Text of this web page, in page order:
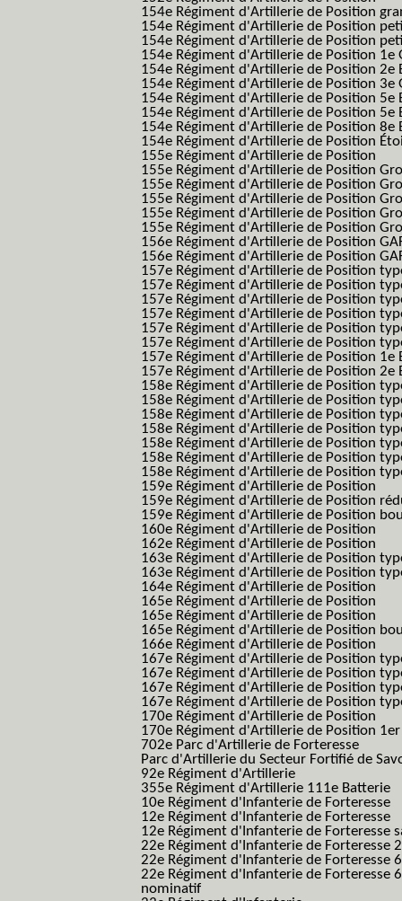
154e Régiment d'Artillerie de Position
154e Régiment d'Artillerie de Position
154e Régiment d'Artillerie de Position
154e Régiment d'Artillerie de Position 1e
154e Régiment d'Artillerie de Position 2e
154e Régiment d'Artillerie de Position 3e
154e Régiment d'Artillerie de Position 5e
154e Régiment d'Artillerie de Position 5e
154e Régiment d'Artillerie de Position 8e
154e Régiment d'Artillerie de Position
155e Régiment d'Artillerie de Position
155e Régiment d'Artillerie de Position
155e Régiment d'Artillerie de Position
155e Régiment d'Artillerie de Position
155e Régiment d'Artillerie de Position
155e Régiment d'Artillerie de Position
156e Régiment d'Artillerie de Position
156e Régiment d'Artillerie de Position
157e Régiment d'Artillerie de Position
157e Régiment d'Artillerie de Position
157e Régiment d'Artillerie de Position
157e Régiment d'Artillerie de Position
157e Régiment d'Artillerie de Position
157e Régiment d'Artillerie de Position
157e Régiment d'Artillerie de Position 1e
157e Régiment d'Artillerie de Position 2e
158e Régiment d'Artillerie de Position
158e Régiment d'Artillerie de Position
158e Régiment d'Artillerie de Position
158e Régiment d'Artillerie de Position
158e Régiment d'Artillerie de Position
158e Régiment d'Artillerie de Position
158e Régiment d'Artillerie de Position
159e Régiment d'Artillerie de Position
159e Régiment d'Artillerie de Position
159e Régiment d'Artillerie de Position
160e Régiment d'Artillerie de Position
162e Régiment d'Artillerie de Position
163e Régiment d'Artillerie de Position
163e Régiment d'Artillerie de Position
164e Régiment d'Artillerie de Position
165e Régiment d'Artillerie de Position
165e Régiment d'Artillerie de Position
165e Régiment d'Artillerie de Position
166e Régiment d'Artillerie de Position
167e Régiment d'Artillerie de Position
167e Régiment d'Artillerie de Position
167e Régiment d'Artillerie de Position
167e Régiment d'Artillerie de Position
170e Régiment d'Artillerie de Position
170e Régiment d'Artillerie de Position
702e Parc d'Artillerie de Forteresse
Parc d'Artillerie du Secteur Fortifié de
92e Régiment d'Artillerie
355e Régiment d'Artillerie 111e Batterie
10e Régiment d'Infanterie de Forteresse
12e Régiment d'Infanterie de Forteresse
12e Régiment d'Infanterie de Forteresse
22e Régiment d'Infanterie de Forteresse
22e Régiment d'Infanterie de Forteresse
22e Régiment d'Infanterie de Forteresse
nominatif